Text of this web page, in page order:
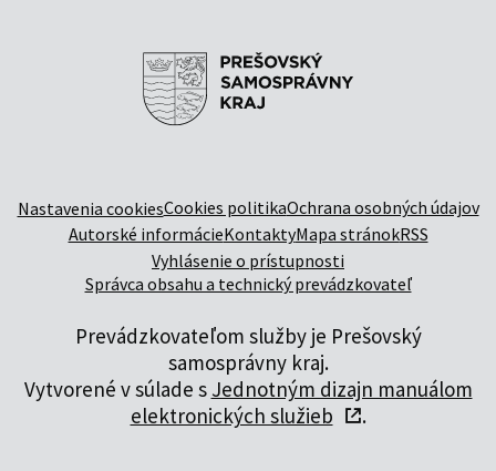
Nastavenia cookiesCookies politikaOchrana osobných údajov
Autorské informácieKontaktyMapa stránokRSS
Vyhlásenie o prístupnosti
Správca obsahu a technický prevádzkovateľ
Prevádzkovateľom služby je Prešovský
samosprávny kraj.
Vytvorené v súlade s Jednotným dizajn manuálom
elektronických služieb
.